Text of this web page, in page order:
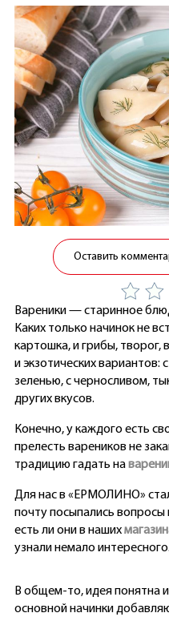
Оставить
Вареники — старинное
Каких только начинок не
картошка, и грибы, творог,
и экзотических вариантов:
зеленью, с черносливом,
других вкусов.
Конечно, у каждого есть
прелесть вареников не
традицию гадать на
Для нас в «ЕРМОЛИНО»
почту посыпались
есть ли они в наших
узнали немало интересного.
В общем-то, идея понятна
основной начинки